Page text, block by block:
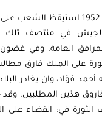
وفي فجر 23 يوليو 1952 استيقظ
في منتصف تلك
العامة. وفي
على الملك فارق
نفذ فاروق هذين المطلبين.
الثورة في: القضاء على